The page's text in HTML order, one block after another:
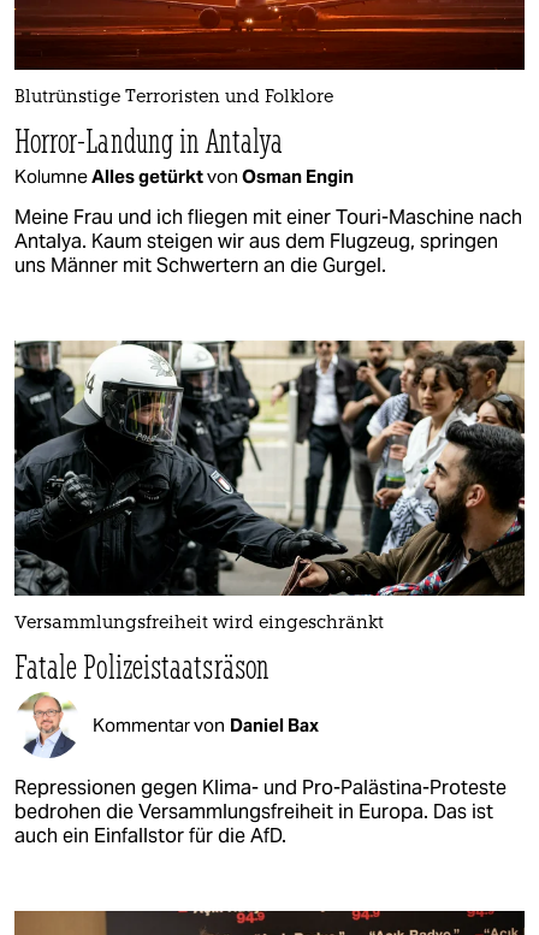
Blutrünstige Terroristen und Folklore
Horror-Landung in Antalya
KolumneAlles getürktvon Osman Engin
Meine Frau und ich fliegen mit einer Touri-Maschine nach
Antalya. Kaum steigen wir aus dem Flugzeug, springen
uns Männer mit Schwertern an die Gurgel.
Versammlungsfreiheit wird eingeschränkt
Fatale Polizeistaatsräson
Kommentar von Daniel Bax
Repressionen gegen Klima- und Pro-Palästina-Proteste
bedrohen die Versammlungsfreiheit in Europa. Das ist
auch ein Einfallstor für die AfD.